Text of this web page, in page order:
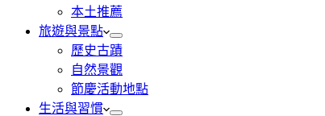
本土推薦
旅遊與景點
歷史古蹟
自然景觀
節慶活動地點
生活與習慣